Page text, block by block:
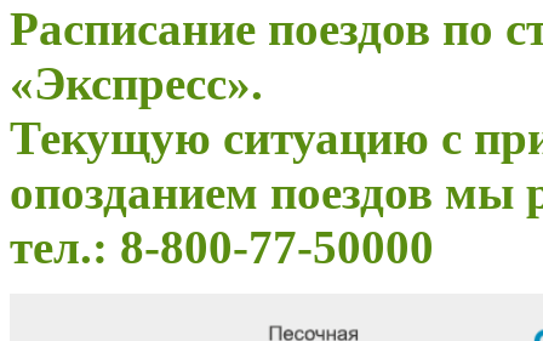
Расписание поездов
«Экспресс».
Текущую ситуацию с
опозданием поездов мы
тел.: 8-800-77-50000